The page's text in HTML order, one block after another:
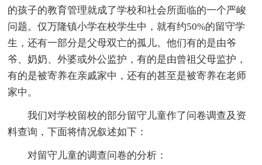
的孩子的教育管理就成了学校和社会所面临的一个严峻
问题。仅万隆镇小学在校学生中，就有约50%的留守学
生，还有一部分是父母双亡的孤儿。他们有的是由爷
爷、奶奶、外婆或外公监护，有的是由曾祖父母监护，
有的是被寄养在亲戚家中，还有的甚至是被寄养在老师
家中。
我们对学校留校的部分留守儿童作了问卷调查及资
料查询，下面将情况叙述如下：
对留守儿童的调查问卷的分析：